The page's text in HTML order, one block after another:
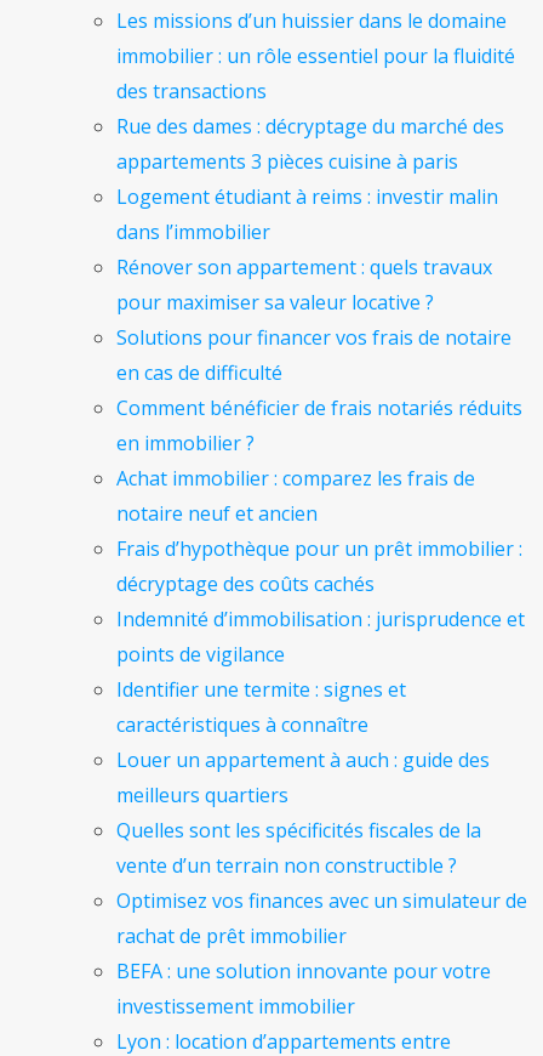
Les missions d’un huissier dans le domaine
immobilier : un rôle essentiel pour la fluidité
des transactions
Rue des dames : décryptage du marché des
appartements 3 pièces cuisine à paris
Logement étudiant à reims : investir malin
dans l’immobilier
Rénover son appartement : quels travaux
pour maximiser sa valeur locative ?
Solutions pour financer vos frais de notaire
en cas de difficulté
Comment bénéficier de frais notariés réduits
en immobilier ?
Achat immobilier : comparez les frais de
notaire neuf et ancien
Frais d’hypothèque pour un prêt immobilier :
décryptage des coûts cachés
Indemnité d’immobilisation : jurisprudence et
points de vigilance
Identifier une termite : signes et
caractéristiques à connaître
Louer un appartement à auch : guide des
meilleurs quartiers
Quelles sont les spécificités fiscales de la
vente d’un terrain non constructible ?
Optimisez vos finances avec un simulateur de
rachat de prêt immobilier
BEFA : une solution innovante pour votre
investissement immobilier
Lyon : location d’appartements entre